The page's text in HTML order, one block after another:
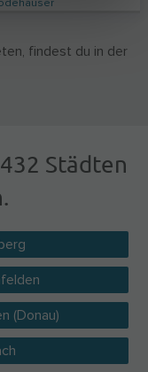
findest du in der
Städten
(Donau)